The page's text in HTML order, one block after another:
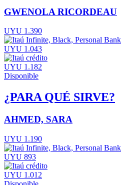
GWENOLA RICORDEAU
UYU 1.390
UYU 1.043
UYU 1.182
Disponible
¿PARA QUÉ SIRVE?
AHMED, SARA
UYU 1.190
UYU 893
UYU 1.012